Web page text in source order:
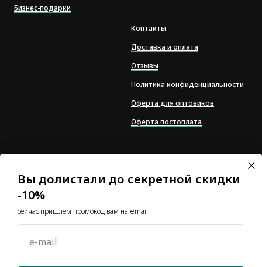
Вы долистали до секретной скидки
-10%
сейчас пришлем промокод вам на email:
e-mail
Бизнес-подарки
Контакты
Доставка и оплата
Отзывы
Политика конфиденциальности
Оферта для оптовиков
Оферта постоплата
Inc., владеющая
социальными сетями
Facebook и Instagram, по
решению суда от 21.03.2022
признана экстремистской
организацией, ее
деятельность на
запрещена 🤷‍♀️